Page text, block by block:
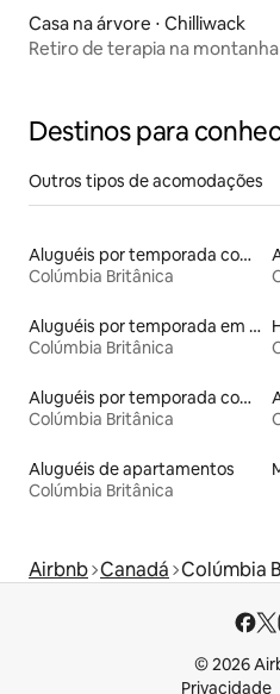
Casa na árvore ⋅ Chilliwack
Retiro de terapia na montanha
Destinos para
Outros tipos de acomodações
Aluguéis por temporada com acesso ao lago
Colúmbia Britânica
Aluguéis por temporada em resorts
Colúmbia Britânica
Aluguéis por temporada com banheiro para PCD
Colúmbia Britânica
Aluguéis de apartamentos
Colúmbia Britânica
Airbnb Canadá Colúmbia
© 2026
Privacidade